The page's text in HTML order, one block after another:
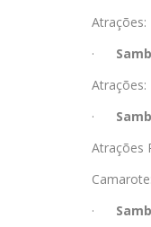
Atrações:
·
Atrações:
·
Atrações
·